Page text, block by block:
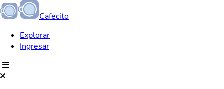
Cafecito
Explorar
Ingresar